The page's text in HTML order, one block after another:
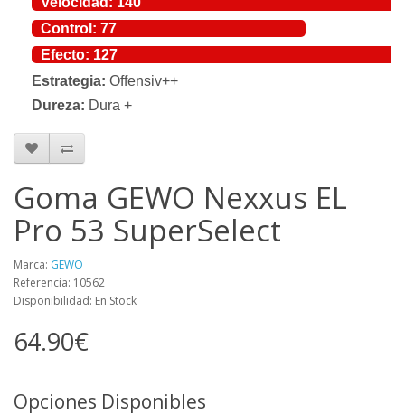
Control: 77
Efecto: 127
Estrategia: Offensiv++
Dureza: Dura +
Goma GEWO Nexxus EL
Pro 53 SuperSelect
Marca: GEWO
Referencia: 10562
Disponibilidad: En Stock
64.90€
Opciones Disponibles